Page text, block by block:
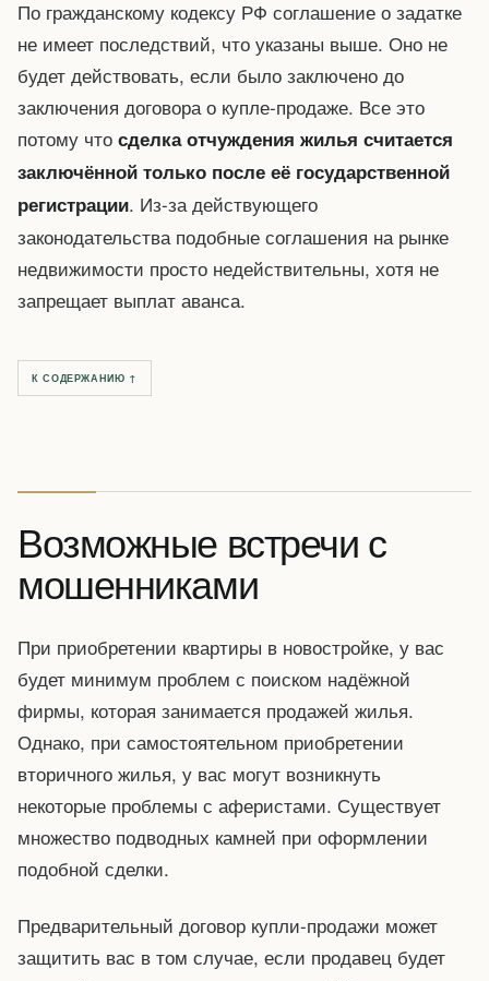
По гражданскому кодексу РФ соглашение о задатке
не имеет последствий, что указаны выше. Оно не
будет действовать, если было заключено до
заключения договора о купле-продаже. Все это
потому что сделка отчуждения жилья считается
заключённой только после её государственной
регистрации. Из-за действующего
законодательства подобные соглашения на рынке
недвижимости просто недействительны, хотя не
запрещает выплат аванса.
К СОДЕРЖАНИЮ ↑
Возможные встречи с
мошенниками
При приобретении квартиры в новостройке, у вас
будет минимум проблем с поиском надёжной
фирмы, которая занимается продажей жилья.
Однако, при самостоятельном приобретении
вторичного жилья, у вас могут возникнуть
некоторые проблемы с аферистами. Существует
множество подводных камней при оформлении
подобной сделки.
Предварительный договор купли-продажи может
защитить вас в том случае, если продавец будет